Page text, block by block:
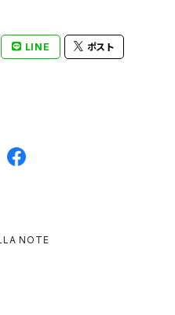
LINE ポスト
NOTE